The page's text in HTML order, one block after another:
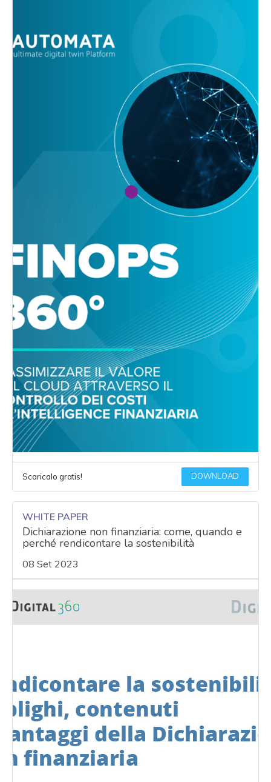
Scaricalo gratis! DOWNLOAD
WHITE PAPER
Dichiarazione non finanziaria: come, quando e
perché rendicontare la sostenibilità
08 Set 2023